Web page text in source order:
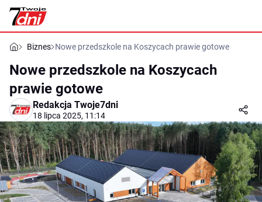
Biznes Nowe przedszkole na Koszycach prawie gotowe
Nowe przedszkole na Koszycach
prawie gotowe
Redakcja Twoje7dni
18 lipca 2025, 11:14